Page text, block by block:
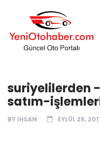
suriyelilerden
satım-
BY IHSAN EYLÜL 25,